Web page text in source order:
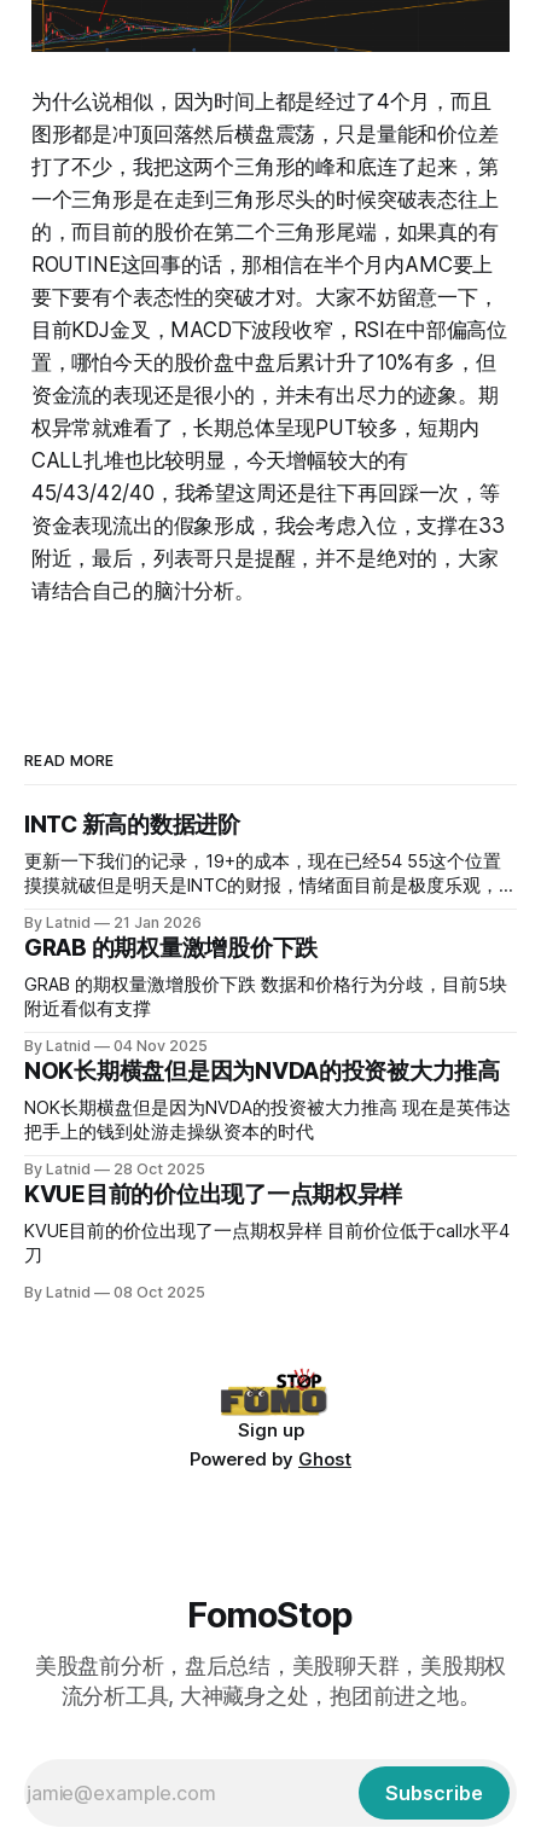
为什么说相似，因为时间上都是经过了4个月，而且
图形都是冲顶回落然后横盘震荡，只是量能和价位差
打了不少，我把这两个三角形的峰和底连了起来，第
一个三角形是在走到三角形尽头的时候突破表态往上
的，而目前的股价在第二个三角形尾端，如果真的有
ROUTINE这回事的话，那相信在半个月内AMC要上
要下要有个表态性的突破才对。大家不妨留意一下，
目前KDJ金叉，MACD下波段收窄，RSI在中部偏高位
置，哪怕今天的股价盘中盘后累计升了10%有多，但
资金流的表现还是很小的，并未有出尽力的迹象。期
权异常就难看了，长期总体呈现PUT较多，短期内
CALL扎堆也比较明显，今天增幅较大的有
45/43/42/40，我希望这周还是往下再回踩一次，等
资金表现流出的假象形成，我会考虑入位，支撑在33
附近，最后，列表哥只是提醒，并不是绝对的，大家
请结合自己的脑汁分析。
READ MORE
INTC 新高的数据进阶
更新一下我们的记录，19+的成本，现在已经54 55这个位置
摸摸就破但是明天是INTC的财报，情绪面目前是极度乐观，反
是突破前的支撑CC感觉可以做，放远些, 因为18A的经验还未
真正得到普遍大众的关注，当然财报可以继续出新消息顶一下
压力位置。 数据在70驻扎 整体呈现 47 – 60 短期位置
By Latnid 21 Jan 2026
GRAB 的期权量激增股价下跌
GRAB 的期权量激增股价下跌 数据和价格行为分歧，目前5块
附近看似有支撑
By Latnid 04 Nov 2025
NOK长期横盘但是因为NVDA的投资被大力推高
NOK长期横盘但是因为NVDA的投资被大力推高 现在是英伟达
把手上的钱到处游走操纵资本的时代
By Latnid 28 Oct 2025
KVUE目前的价位出现了一点期权异样
KVUE目前的价位出现了一点期权异样 目前价位低于call水平4
刀
By Latnid 08 Oct 2025
Sign up
Powered by Ghost
FomoStop
美股盘前分析，盘后总结，美股聊天群，美股期权
流分析工具, 大神藏身之处，抱团前进之地。
Subscribe